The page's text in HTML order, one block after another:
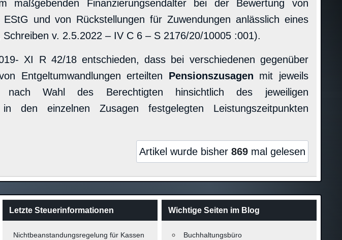
Finanzierungsendalter bei der Bewertung von
und von Rückstellungen für Zuwendungen anlässlich eines
v. 2.5.2022 – IV C 6 – S 2176/20/10005 :001).
XI R 42/18 entschieden, dass bei verschiedenen gegenüber
Entgeltumwandlungen erteilten Pensionszusagen mit jeweils
nach Wahl des Berechtigten hinsichtlich des jeweiligen
den einzelnen Zusagen festgelegten Leistungszeitpunkten
Artikel wurde bisher 869mal gelesen
Letzte Steuerinformationen
Nichtbeanstandungsregelung für Kassen
Wichtige Seiten im Blog
Buchhaltungsbüro